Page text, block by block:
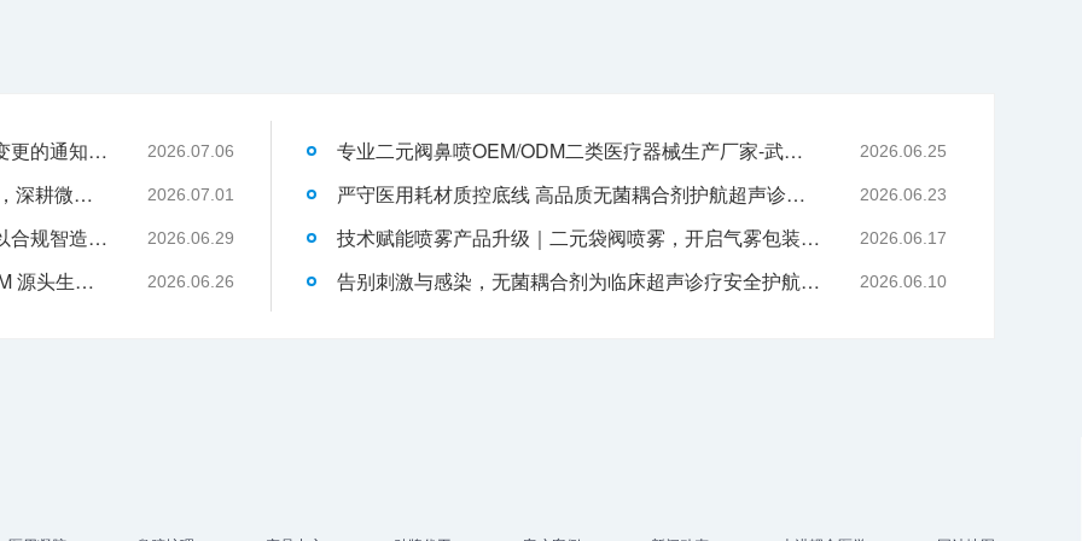
关于消毒型医用超声耦合剂外包装装箱方式变更的通知-武汉耦合医学 2026.07.06
武汉耦合医学：聚焦一次性切口保护套OEM，深耕微创耗材定制代工领域 2026.07.01
液体伤口敷料代工行业升级，武汉耦合医学以合规智造赋能品牌发展 2026.06.29
武汉耦合医学｜专业二类妇科凝胶 OEM/ODM 源头生产厂家 2026.06.26
专业二元阀鼻喷OEM/ODM二类医疗器械生产厂家-武汉耦合医学 2026.06.25
严守医用耗材质控底线 高品质无菌耦合剂护航超声诊疗院感安全-武汉耦合医学 2026.06.23
技术赋能喷雾产品升级｜二元袋阀喷雾，开启气雾包装新工艺时代 2026.06.17
告别刺激与感染，无菌耦合剂为临床超声诊疗安全护航-武汉耦合医学 2026.06.10